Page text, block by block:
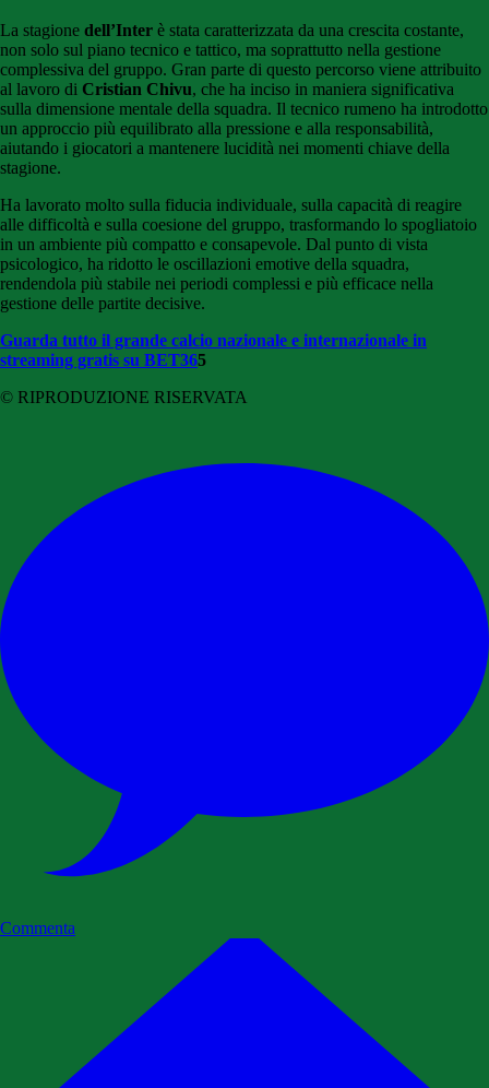
La stagione dell’Inter è stata caratterizzata da una crescita costante,
non solo sul piano tecnico e tattico, ma soprattutto nella gestione
complessiva del gruppo. Gran parte di questo percorso viene attribuito
al lavoro di Cristian Chivu, che ha inciso in maniera significativa
sulla dimensione mentale della squadra. Il tecnico rumeno ha introdotto
un approccio più equilibrato alla pressione e alla responsabilità,
aiutando i giocatori a mantenere lucidità nei momenti chiave della
stagione.
Ha lavorato molto sulla fiducia individuale, sulla capacità di reagire
alle difficoltà e sulla coesione del gruppo, trasformando lo spogliatoio
in un ambiente più compatto e consapevole. Dal punto di vista
psicologico, ha ridotto le oscillazioni emotive della squadra,
rendendola più stabile nei periodi complessi e più efficace nella
gestione delle partite decisive.
Guarda tutto il grande calcio nazionale e internazionale in
streaming gratis su BET365
© RIPRODUZIONE RISERVATA
Commenta